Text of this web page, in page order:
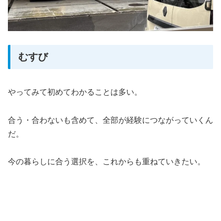
むすび
やってみて初めてわかることは多い。
合う・合わないも含めて、全部が経験につながっていくん
だ。
今の暮らしに合う選択を、これからも重ねていきたい。